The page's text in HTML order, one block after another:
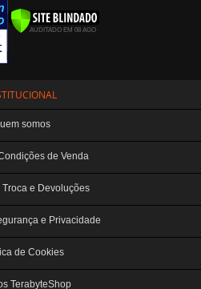
somos
de Venda
Troca e Devoluções
e Privacidade
de Cookies
TerabyteShop